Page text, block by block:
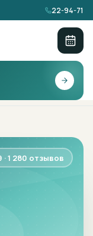
22-94-71
1 280 отзывов